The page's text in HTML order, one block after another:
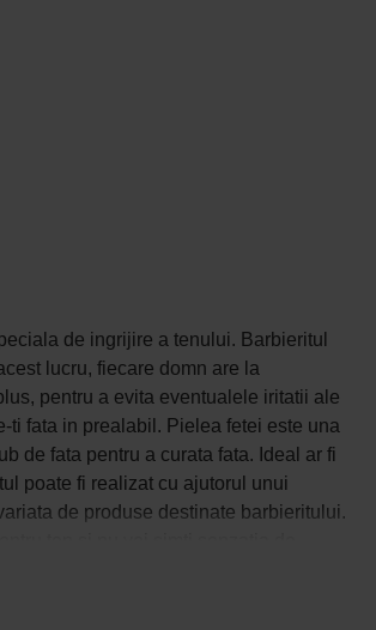
de ingrijire a tenului. Barbieritul
lucru, fiecare domn are la
pentru a evita eventualele iritatii ale
ti fata in prealabil. Pielea fetei este una
de fata pentru a curata fata. Ideal ar fi
poate fi realizat cu ajutorul unui
de produse destinate barbieritului.